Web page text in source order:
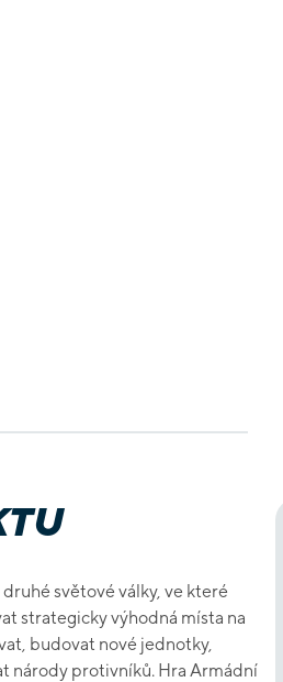
světové války, ve které
strategicky výhodná místa na
budovat nové jednotky,
národy protivníků. Hra Armádní